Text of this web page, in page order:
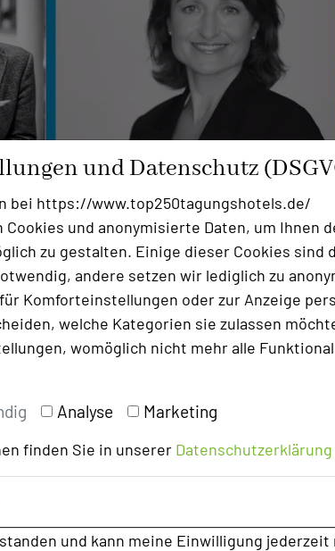
und Datenschutz
bei https://www.top250tagungshotels.de/
und anonymisierte Daten, um Ihnen
zu gestalten. Einige dieser Cookies sind
andere setzen wir lediglich zu
Komforteinstellungen oder zur Anzeige
welche Kategorien sie zulassen
womöglich nicht mehr alle
Analyse Marketing
finden Sie in unserer Datenschutzerklärung
und kann meine Einwilligung
Bad Schachen, Lindau:
will, braucht neue Lösungen, muss
Voraussetzungen Sie dafür schaffen
Bestandteil des Arbeitsalltags. Erfahren
& Landhotel, Krefeld:
der Unbesiegbarkeit.
Führungskräften heute gelingt, auch und